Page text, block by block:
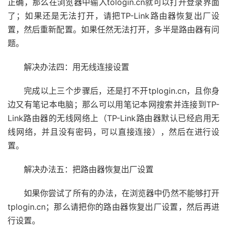
正确，那么在浏览器中输入tologin.cn就可以打开登录界面
了；如果还是无法打开，请把TP-Link路由器恢复出厂设
置，然后重新配置。如果任然无法打开，多半是路由器有问
题。
解决办法四：用无线连接设置
完成以上三个步骤后，还是打不开tplogin.cn，且你身
边又有笔记本电脑；那么可以用笔记本网搜索并连接到TP-
Link路由器的无线网络上（TP-Link路由器默认已经启用无
线网络，并且没有密码，可以直接连接），然后在进行设
置。
解决办法五：把路由器恢复出厂设置
如果你尝试了所有的办法，在浏览器中仍然不能够打开
tplogin.cn；那么请把你的路由器恢复出厂设置，然后再进
行设置。